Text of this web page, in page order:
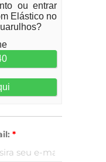
ou entrar
Elástico no
*